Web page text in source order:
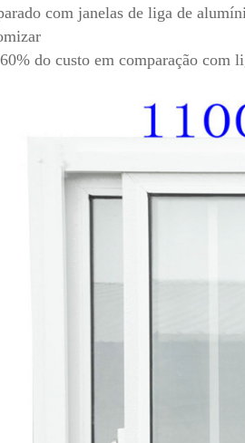
com janelas de liga de
do custo em comparação com